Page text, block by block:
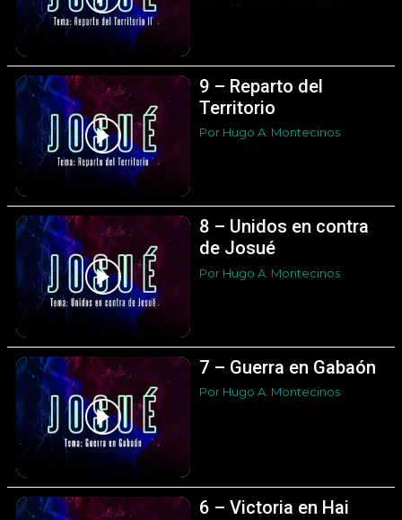
9 – Reparto del
Territorio
Por Hugo A. Montecinos
8 – Unidos en contra
de Josué
Por Hugo A. Montecinos
7 – Guerra en Gabaón
Por Hugo A. Montecinos
6 – Victoria en Hai